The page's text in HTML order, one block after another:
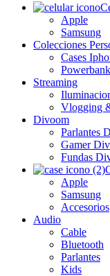
Apple
Samsung
Colecciones
Cases
Streaming
Vlogging
Divoom
Parlantes
Gamer
Fundas
Apple
Samsung
Accesorios
Audio
Cable
Bluetooth
Parlantes
Kids